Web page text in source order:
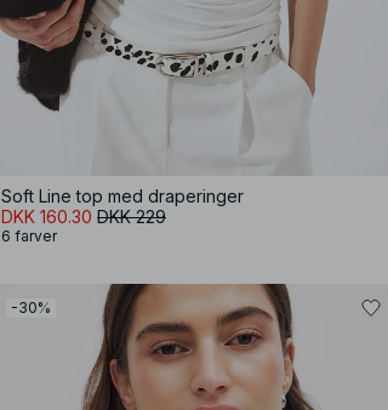
Soft Line top med draperinger
DKK 160.30 DKK 229
6 farver
-30%